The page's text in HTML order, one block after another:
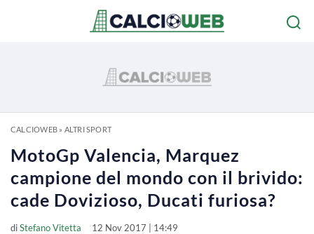
CALCIOWEB» ALTRI SPORT
MotoGp Valencia, Marquez
campione del mondo con il brivido:
cade Dovizioso, Ducati furiosa?
diStefano Vitetta 12 Nov 2017 | 14:49